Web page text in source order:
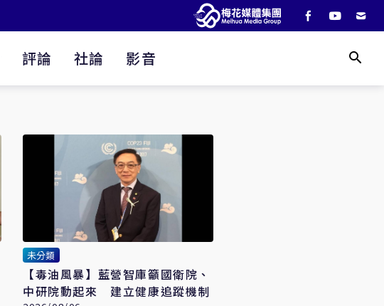
評論 社論 影音
未分類
【毒油風暴】藍營智庫籲國衛院、
中研院動起來 建立健康追蹤機制